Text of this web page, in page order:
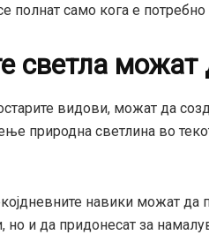
полнат само кога е
светла можат
видови, можат да
природна светлина во
навики можат
но и да придонесат за